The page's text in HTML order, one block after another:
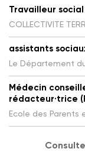
Travailleur social
COLLECTIVITE
assistants
Le Département
Médecin
rédacteur·trice
Ecole des Parents